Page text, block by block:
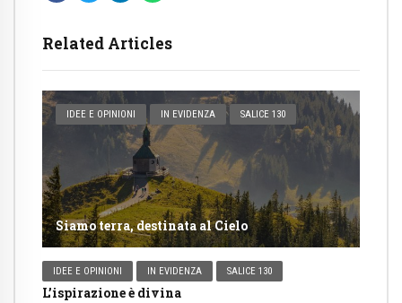
Related Articles
IDEE E OPINIONI IN EVIDENZA SALICE 130
Siamo terra, destinata al Cielo
IDEE E OPINIONI IN EVIDENZA SALICE 130
L’ispirazione è divina